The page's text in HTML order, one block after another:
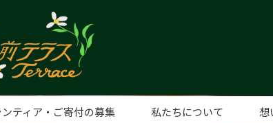
ティア・ご寄付の募集 私たちについて 想